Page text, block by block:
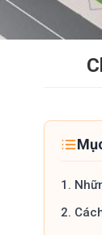
1.
2.